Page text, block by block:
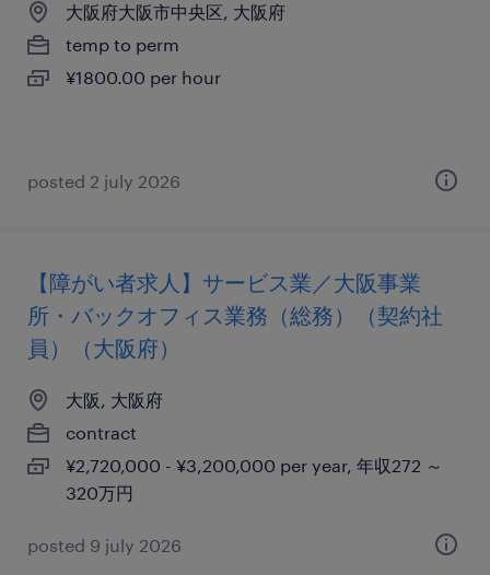
大阪府大阪市中央区, 大阪府
temp to perm
¥1800.00 per hour
posted 2 july 2026
【障がい者求人】サービス業／大阪事業
所・バックオフィス業務（総務）（契約社
員）（大阪府）
大阪, 大阪府
contract
¥2,720,000 - ¥3,200,000 per year, 年収272 ～
320万円
posted 9 july 2026